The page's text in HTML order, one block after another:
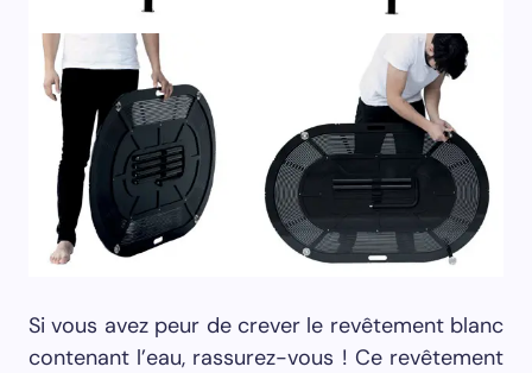
Si vous avez peur de crever le revêtement blanc
contenant l’eau, rassurez-vous ! Ce revêtement